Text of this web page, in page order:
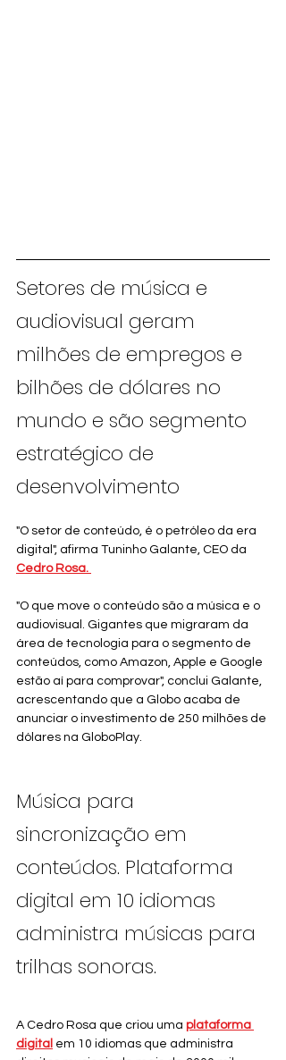
Setores de música e
audiovisual geram
milhões de empregos e
bilhões de dólares no
mundo e são segmento
estratégico de
desenvolvimento
"O setor de conteúdo, é o petróleo da era
digital", afirma Tuninho Galante, CEO da
Cedro Rosa.
"O que move o conteúdo são a música e o
audiovisual. Gigantes que migraram da
área de tecnologia para o segmento de
conteúdos, como Amazon, Apple e Google
estão aí para comprovar", conclui Galante,
acrescentando que a Globo acaba de
anunciar o investimento de 250 milhões de
dólares na GloboPlay.
Música para
sincronização em
conteúdos. Plataforma
digital em 10 idiomas
administra músicas para
trilhas sonoras.
A Cedro Rosa que criou uma plataforma
digital em 10 idiomas que administra